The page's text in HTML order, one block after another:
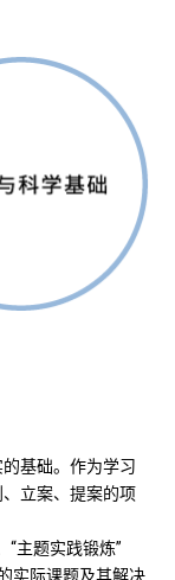
基础。作为学习
立案、提案的项
“主题实践锻炼”
实际课题及其解决